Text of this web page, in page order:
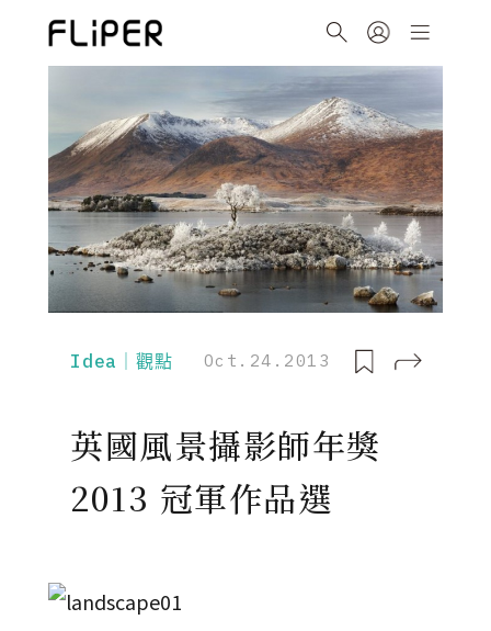
Idea｜觀點 Oct.24.2013
英國風景攝影師年獎
2013 冠軍作品選